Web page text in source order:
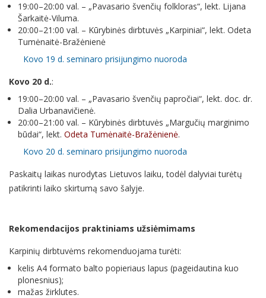
19:00–20:00 val. – „Pavasario švenčių folkloras“, lekt. Lijana
Šarkaitė-Viluma.
20:00–21:00 val. – Kūrybinės dirbtuvės „Karpiniai“, lekt. Odeta
Tumėnaitė-Bražėnienė
Kovo 19 d. seminaro prisijungimo nuoroda
Kovo 20 d.:
19:00–20:00 val. – „Pavasario švenčių papročiai“, lekt. doc. dr.
Dalia Urbanavičienė.
20:00–21:00 val. – Kūrybinės dirbtuvės „Margučių marginimo
būdai“, lekt. Odeta Tumėnaitė-Bražėnienė.
Kovo 20 d. seminaro prisijungimo nuoroda
Paskaitų laikas nurodytas Lietuvos laiku, todėl dalyviai turėtų
patikrinti laiko skirtumą savo šalyje.
Rekomendacijos praktiniams užsiėmimams
Karpinių dirbtuvėms rekomenduojama turėti:
kelis A4 formato balto popieriaus lapus (pageidautina kuo
plonesnius);
mažas žirklutes.